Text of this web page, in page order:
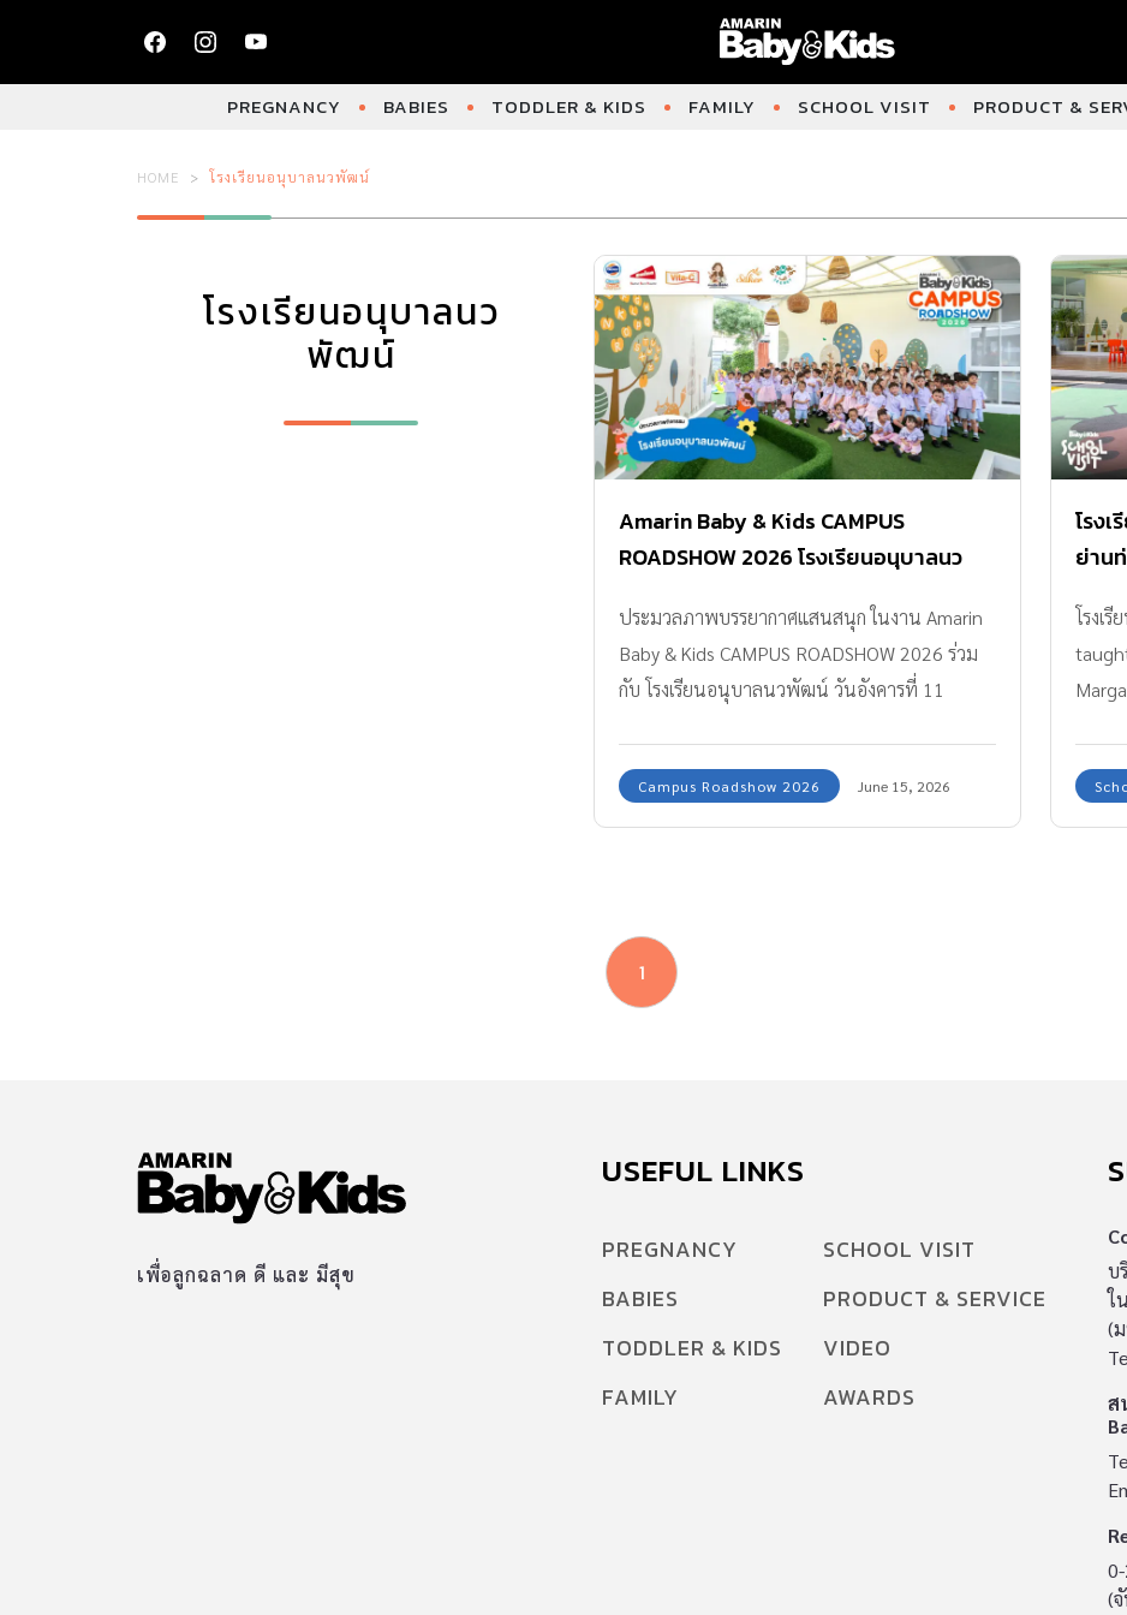
PREGNANCY BABIES TODDLER & KIDS FAMILY SCHOOL VISIT PRODUCT &
HOME โรงเรียนอนุบาลนวพัฒน์
โรงเรียนอนุบาลนว
พัฒน์
Amarin Baby & Kids CAMPUS
ROADSHOW 2026 โรงเรียนอนุบาลนว
ประมวลภาพบรรยากาศแสนสนุก ในงาน Amarin
Baby & Kids CAMPUS ROADSHOW 2026 ร่วม
กับ โรงเรียนอนุบาลนวพัฒน์ วันอังคารที่ 11
สนุกเหล่านี้ ฐานที่ 1 Brain Developmentให้เด็ก
ๆ ได้เติบโตแข็งแรงทั้งร่างกายและได้ฝึกสมองไป
ADVENTUREฝึกความคิดสร้างสรรค์เรียนรู้เรื่อง
วิทยาศาสตร์ ได้คิด วิเคราะห์ ฐานที่ 3 Survival
Skillsทักษะการเอาตัวรอด ทักษะที่จำเป็นในการใช้
เวลาร่วมกันได้ ครั้งนี้เราชวนผู้ใหญ่ใจดีอย่าง
Campus Roadshow 2026 June 15, 2026
โรง
ย่าน
โรงเ
เด็กๆ
ทางเ
พัฒน์
ใจก
1
เพื่อลูกฉลาด ดี และ มีสุข
USEFUL LINKS
PREGNANCY
BABIES
TODDLER & KIDS
FAMILY
SCHOOL VISIT
PRODUCT & SERVICE
VIDEO
AWARDS
บ
ใ
(
ส
(